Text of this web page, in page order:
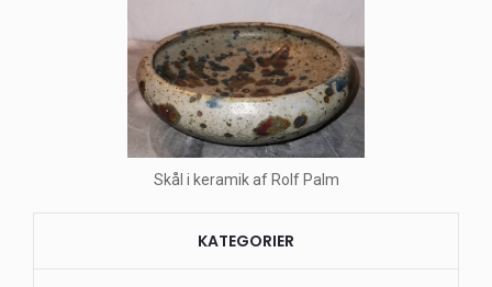
Skål i keramik af Rolf Palm
KATEGORIER